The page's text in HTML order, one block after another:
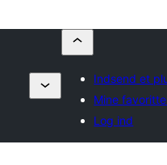
Indsend et
Mine
Log ind